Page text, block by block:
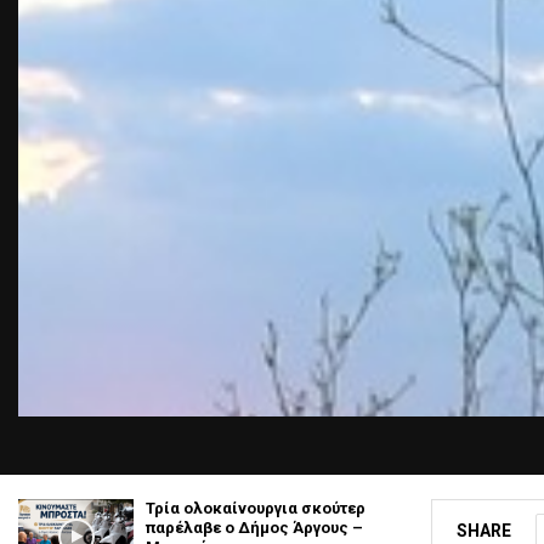
SHARE
Τρία ολοκαίνουργια σκούτερ
παρέλαβε o Δήμος Άργους –